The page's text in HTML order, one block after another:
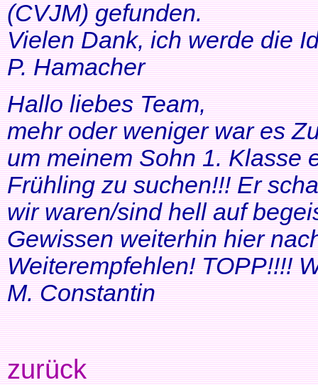
(CVJM) gefunden.
Vielen Dank, ich werde die
P. Hamacher
Hallo liebes Team,
mehr oder weniger war es
um meinem Sohn 1. Klasse
Frühling zu suchen!!! Er
wir waren/sind hell auf
Gewissen weiterhin hier
Weiterempfehlen! TOPP!!!!
M. Constantin
zurück